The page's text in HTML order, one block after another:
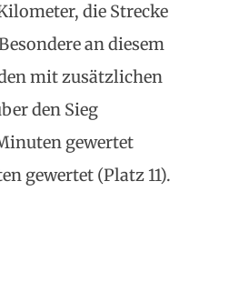
die Strecke
an diesem
mit zusätzlichen
den Sieg
gewertet
gewertet (Platz 11).